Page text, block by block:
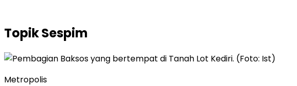
TopikSespim
Metropolis